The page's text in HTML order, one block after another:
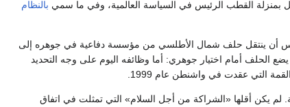
بمنزلة القطب الرئيس في السياسة العالمية، وفي ما سمي بالنظام
أن ينتقل حلف شمال الأطلسي من مؤسسة دفاعية في جوهره إلى
الحلف أمام اختيار جوهري: أما وظائفه اليوم على وجه التحديد
التي عقدت في واشنطن عام 1999.
لم يكن أقلها «الشراكة من أجل السلام» التي تمثلت في اتفاق